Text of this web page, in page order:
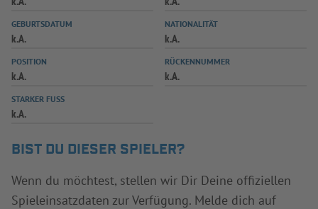
SPIELPLUS
GEBURTSDATUM
k.A.
NATIONALITÄT
k.A.
POSITION
k.A.
RÜCKENNUMMER
k.A.
STARKER FUSS
k.A.
BIST DU DIESER SPIELER?
Wenn du möchtest, stellen wir Dir Deine offiziellen
Spieleinsatzdaten zur Verfügung. Melde dich auf